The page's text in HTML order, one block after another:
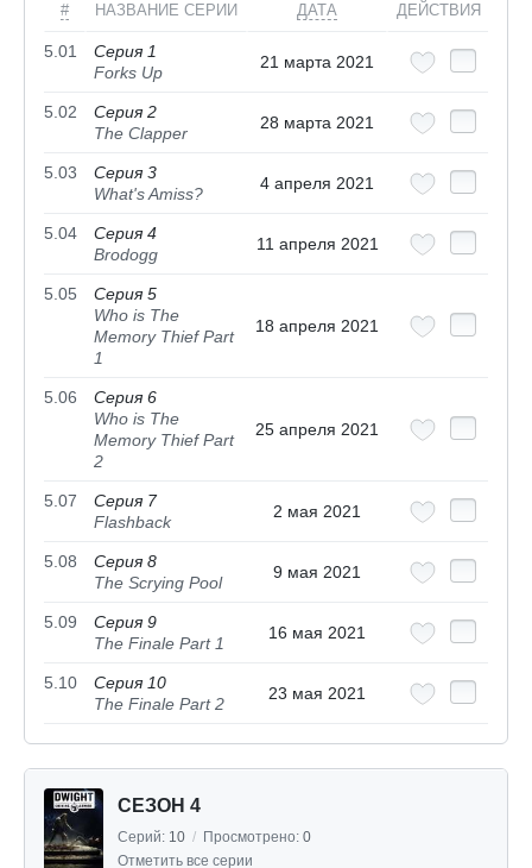
# НАЗВАНИЕ СЕРИИ ДАТА ДЕЙСТВИЯ
5.01
Серия 1
Forks Up
21 марта 2021
5.02
Серия 2
The Clapper
28 марта 2021
5.03
Серия 3
What's Amiss?
4 апреля 2021
5.04
Серия 4
Brodogg
11 апреля 2021
5.05
Серия 5
Who is The
Memory Thief Part
1
18 апреля 2021
5.06
Серия 6
Who is The
Memory Thief Part
2
25 апреля 2021
5.07
Серия 7
Flashback
2 мая 2021
5.08
Серия 8
The Scrying Pool
9 мая 2021
5.09
Серия 9
The Finale Part 1
16 мая 2021
5.10
Серия 10
The Finale Part 2
23 мая 2021
СЕЗОН 4
Серий: 10 / Просмотрено: 0
Отметить все серии